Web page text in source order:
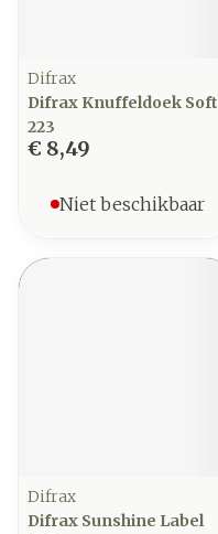
Difrax
Difrax Knuffeldoek Soft
223
€ 8,49
Niet beschikbaar
Difrax
Difrax Sunshine Label